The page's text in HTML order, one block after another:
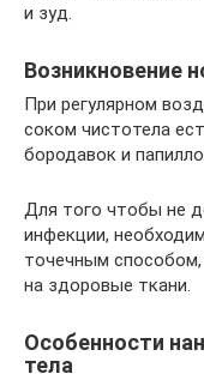
и зуд.
Возникновение
При регулярном
соком чистотела
бородавок и
Для того чтобы не
инфекции,
точечным способом,
на здоровые ткани.
Особенности
тела